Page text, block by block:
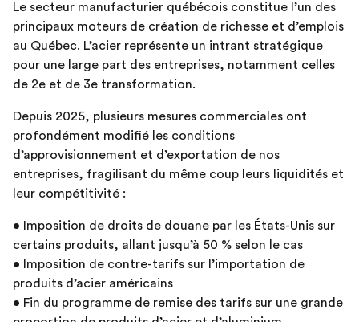
Le secteur manufacturier québécois constitue l’un des
principaux moteurs de création de richesse et d’emplois
au Québec. L’acier représente un intrant stratégique
pour une large part des entreprises, notamment celles
de 2e et de 3e transformation.
Depuis 2025, plusieurs mesures commerciales ont
profondément modifié les conditions
d’approvisionnement et d’exportation de nos
entreprises, fragilisant du même coup leurs liquidités et
leur compétitivité :
• Imposition de droits de douane par les États-Unis sur
certains produits, allant jusqu’à 50 % selon le cas
• Imposition de contre-tarifs sur l’importation de
produits d’acier américains
• Fin du programme de remise des tarifs sur une grande